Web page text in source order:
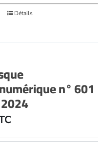
Détails
n° 601